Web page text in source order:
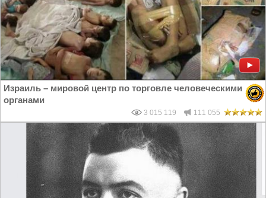
Израиль – мировой центр по торговле человеческими
органами
3 015 119 111 055